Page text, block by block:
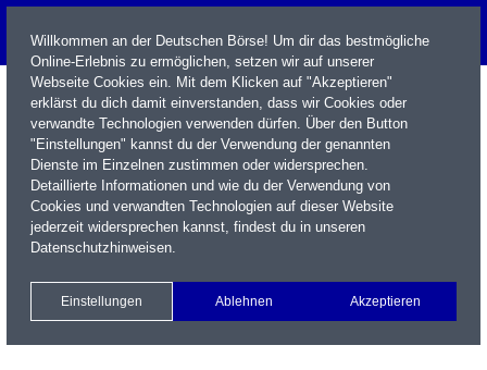
Name / WKN / ISIN / Kürzel
Xetra Realtime
Watchlist Portfolio Login
Willkommen an der Deutschen Börse! Um dir das bestmögliche
Online-Erlebnis zu ermöglichen, setzen wir auf unserer
Webseite Cookies ein. Mit dem Klicken auf "Akzeptieren"
erklärst du dich damit einverstanden, dass wir Cookies oder
verwandte Technologien verwenden dürfen. Über den Button
"Einstellungen" kannst du der Verwendung der genannten
Dienste im Einzelnen zustimmen oder widersprechen.
Detaillierte Informationen und wie du der Verwendung von
Cookies und verwandten Technologien auf dieser Website
jederzeit widersprechen kannst, findest du in unseren
Datenschutzhinweisen.
Einstellungen Ablehnen Akzeptieren